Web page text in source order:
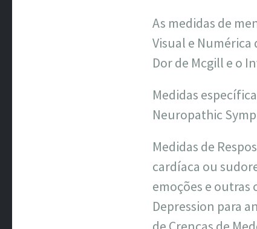
As medidas de
Visual e
Dor de Mcgill e o
Medidas
Neuropathic
Medidas de
cardíaca ou
emoções e outras
Depression para